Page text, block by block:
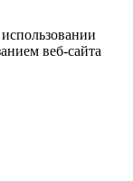
веб-сайта